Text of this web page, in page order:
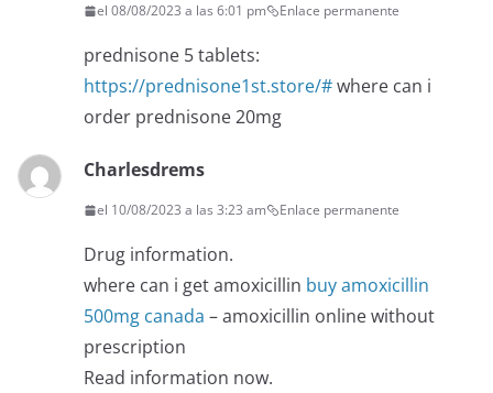
el 08/08/2023 a las 6:01 pm Enlace permanente
prednisone 5 tablets:
https://prednisone1st.store/#where can i
order prednisone 20mg
Charlesdrems
el 10/08/2023 a las 3:23 am Enlace permanente
Drug information.
where can i get amoxicillin buy amoxicillin
500mg canada – amoxicillin online without
prescription
Read information now.